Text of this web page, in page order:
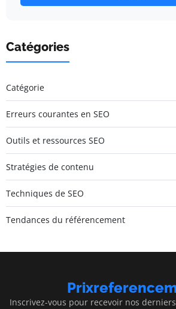
Catégories
Catégorie
Erreurs courantes en SEO
Outils et ressources SEO
Stratégies de contenu
Techniques de SEO
Tendances du référencement
Inscrivez-vous pour recevoir nos